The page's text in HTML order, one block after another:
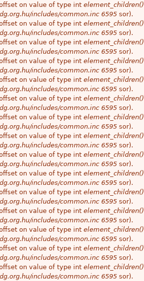
on value of type int element_children()
includes/common.inc 6595 sor).
on value of type int element_children()
includes/common.inc 6595 sor).
on value of type int element_children()
includes/common.inc 6595 sor).
on value of type int element_children()
includes/common.inc 6595 sor).
on value of type int element_children()
includes/common.inc 6595 sor).
on value of type int element_children()
includes/common.inc 6595 sor).
on value of type int element_children()
includes/common.inc 6595 sor).
on value of type int element_children()
includes/common.inc 6595 sor).
on value of type int element_children()
includes/common.inc 6595 sor).
on value of type int element_children()
includes/common.inc 6595 sor).
on value of type int element_children()
includes/common.inc 6595 sor).
on value of type int element_children()
includes/common.inc 6595 sor).
on value of type int element_children()
includes/common.inc 6595 sor).
on value of type int element_children()
includes/common.inc 6595 sor).
on value of type int element_children()
includes/common.inc 6595 sor).